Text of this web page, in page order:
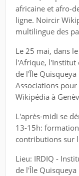
africaine et afro-
ligne. Noircir
multilingue des
Le 25 mai, dans
l'Afrique, l'Institut
de l'Île
Associations
Wikipédia à
L'après-midi se
13-15h:
contributions sur
Lieu: IRDIQ -
de l'Île